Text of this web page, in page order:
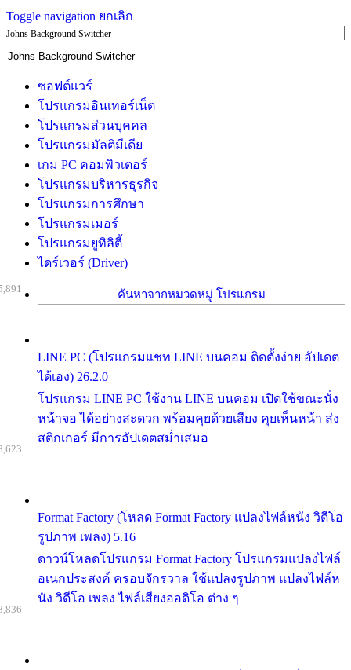
Toggle navigation ยกเลิก
Johns Background Switcher
ซอฟต์แวร์
โปรแกรมอินเทอร์เน็ต
โปรแกรมส่วนบุคคล
โปรแกรมมัลติมีเดีย
เกม PC คอมพิวเตอร์
โปรแกรมบริหารธุรกิจ
โปรแกรมการศึกษา
โปรแกรมเมอร์
โปรแกรมยูทิลิตี้
ไดร์เวอร์ (Driver)
ค้นหาจากหมวดหมู่ โปรแกรม
LINE PC (โปรแกรมแชท LINE บนคอม ติดตั้งง่าย อัปเดต
ได้เอง) 26.2.0
โปรแกรม LINE PC ใช้งาน LINE บนคอม เปิดใช้ขณะนั่ง
หน้าจอ ได้อย่างสะดวก พร้อมคุยด้วยเสียง คุยเห็นหน้า ส่ง
สติกเกอร์ มีการอัปเดตสม่ำเสมอ
Format Factory (โหลด Format Factory แปลงไฟล์หนัง วิดีโอ
รูปภาพ เพลง) 5.16
ดาวน์โหลดโปรแกรม Format Factory โปรแกรมแปลงไฟล์
อเนกประสงค์ ครอบจักรวาล ใช้แปลงรูปภาพ แปลงไฟล์ห
นัง วิดีโอ เพลง ไฟล์เสียงออดิโอ ต่าง ๆ